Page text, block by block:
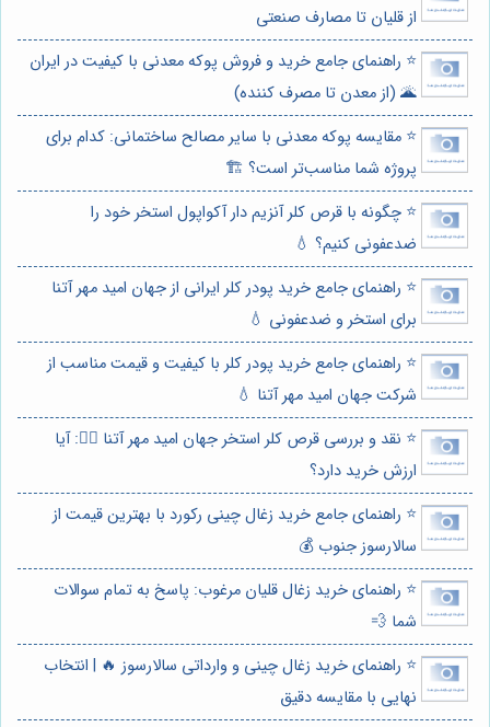
از قلیان تا مصارف صنعتی
⭐️ راهنمای جامع خرید و فروش پوکه معدنی با کیفیت در ایران
🌋 (از معدن تا مصرف کننده)
⭐️ مقایسه پوکه معدنی با سایر مصالح ساختمانی: کدام برای
پروژه شما مناسب‌تر است؟ 🏗️
⭐️ چگونه با قرص کلر آنزیم دار آکواپول استخر خود را
ضدعفونی کنیم؟ 💧
⭐️ راهنمای جامع خرید پودر کلر ایرانی از جهان امید مهر آتنا
برای استخر و ضدعفونی 💧
⭐️ راهنمای جامع خرید پودر کلر با کیفیت و قیمت مناسب از
شرکت جهان امید مهر آتنا 💧
⭐️ نقد و بررسی قرص کلر استخر جهان امید مهر آتنا 🏊‍♂️: آیا
ارزش خرید دارد؟
⭐️ راهنمای جامع خرید زغال چینی رکورد با بهترین قیمت از
سالارسوز جنوب 💰
⭐️ راهنمای خرید زغال قلیان مرغوب: پاسخ به تمام سوالات
شما 💨
⭐️ راهنمای خرید زغال چینی و وارداتی سالارسوز 🔥 | انتخاب
نهایی با مقایسه دقیق